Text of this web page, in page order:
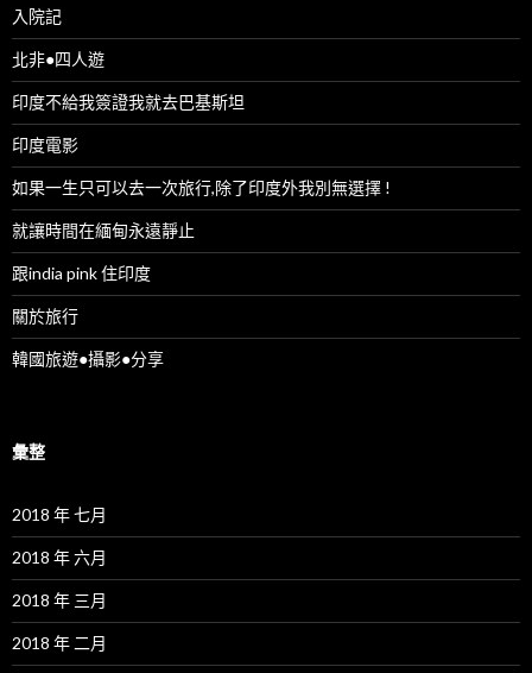
入院記
北非●四人遊
印度不給我簽證我就去巴基斯坦
印度電影
如果一生只可以去一次旅行,除了印度外我別無選擇 !
就讓時間在緬甸永遠靜止
跟india pink 住印度
關於旅行
韓國旅遊●攝影●分享
彙整
2018 年 七月
2018 年 六月
2018 年 三月
2018 年 二月